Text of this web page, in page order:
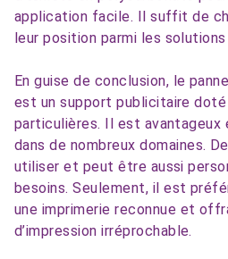
application facile. Il suffit de
leur position parmi les
En guise de conclusion, le
est un support publicitaire
particulières. Il est
dans de nombreux domaines.
utiliser et peut être aussi
besoins. Seulement, il est
une imprimerie reconnue et
d’impression irréprochable.